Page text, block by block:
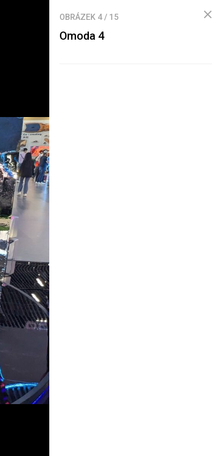
OBRÁZEK 4/ 15
Omoda 4